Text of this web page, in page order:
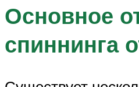
Основное
спиннинга